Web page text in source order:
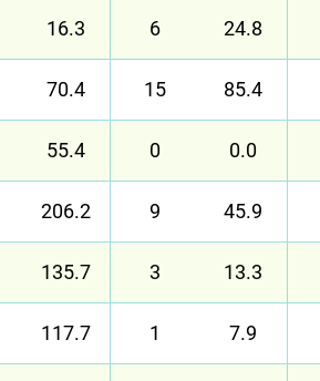
16.3 6 24.8
70.4 15 85.4
55.4 0 0.0
206.2 9 45.9
135.7 3 13.3
117.7 1 7.9